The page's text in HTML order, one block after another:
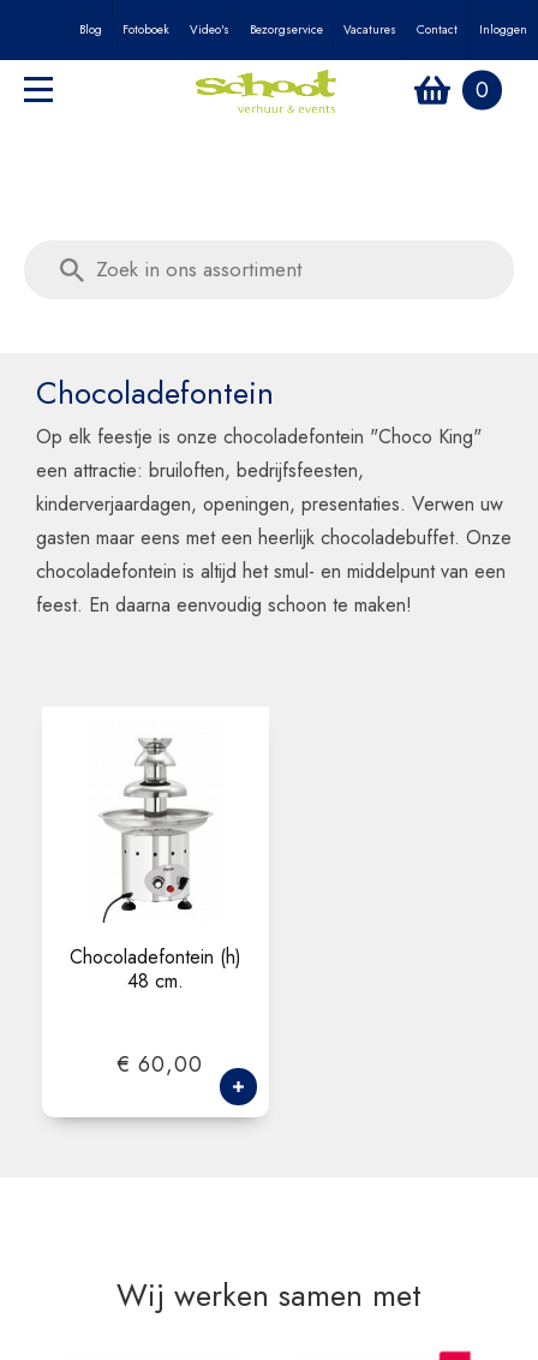
Blog Fotoboek Video's Bezorgservice Vacatures Contact Inloggen
0
Chocoladefontein
Op elk feestje is onze chocoladefontein "Choco King"
een attractie: bruiloften, bedrijfsfeesten,
kinderverjaardagen, openingen, presentaties. Verwen uw
gasten maar eens met een heerlijk chocoladebuffet. Onze
chocoladefontein is altijd het smul- en middelpunt van een
feest. En daarna eenvoudig schoon te maken!
Chocoladefontein (h)
48 cm.
€ 60,00
Wij werken samen met